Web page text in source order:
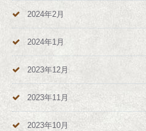
2024年2月
2024年1月
2023年12月
2023年11月
2023年10月